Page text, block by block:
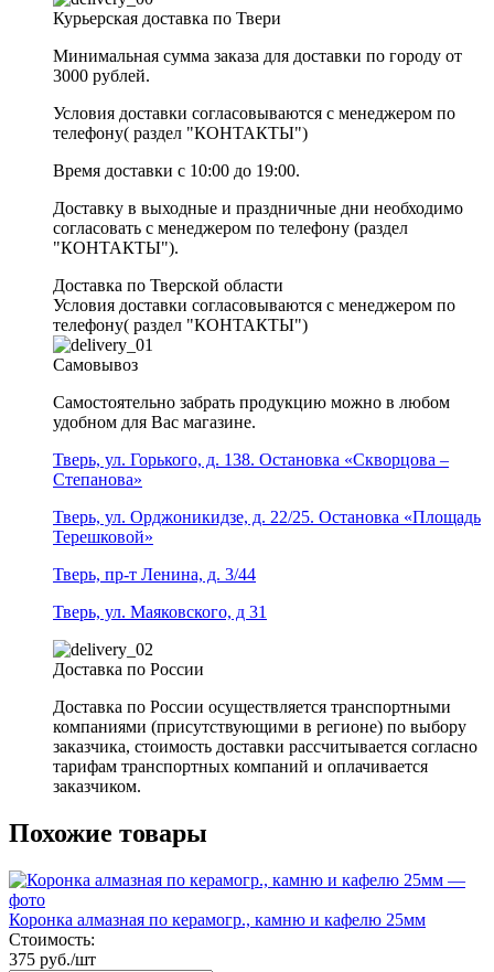
Курьерская доставка по Твери
Минимальная сумма заказа для доставки по городу от
3000 рублей.
Условия доставки согласовываются с менеджером по
телефону( раздел "КОНТАКТЫ")
Время доставки с 10:00 до 19:00.
Доставку в выходные и праздничные дни необходимо
согласовать с менеджером по телефону (раздел
"КОНТАКТЫ").
Доставка по Тверской области
Условия доставки согласовываются с менеджером по
телефону( раздел "КОНТАКТЫ")
Самовывоз
Самостоятельно забрать продукцию можно в любом
удобном для Вас магазине.
Тверь, ул. Горького, д. 138. Остановка «Скворцова –
Степанова»
Тверь, ул. Орджоникидзе, д. 22/25. Остановка «Площадь
Терешковой»
Тверь, пр-т Ленина, д. 3/44
Тверь, ул. Маяковского, д 31
Доставка по России
Доставка по России осуществляется транспортными
компаниями (присутствующими в регионе) по выбору
заказчика, стоимость доставки рассчитывается согласно
тарифам транспортных компаний и оплачивается
заказчиком.
Похожие товары
Коронка алмазная по керамогр., камню и кафелю 25мм
Стоимость:
375 руб./шт